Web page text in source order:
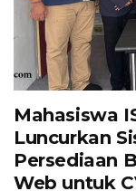
Mahasiswa
Luncurkan
Persediaan
Web untuk